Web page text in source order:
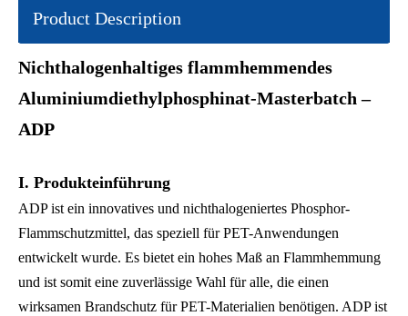
Product Description
Nichthalogenhaltiges flammhemmendes
Aluminiumdiethylphosphinat-Masterbatch –
ADP
I. Produkteinführung
ADP ist ein innovatives und nichthalogeniertes Phosphor-
Flammschutzmittel, das speziell für PET-Anwendungen
entwickelt wurde. Es bietet ein hohes Maß an Flammhemmung
und ist somit eine zuverlässige Wahl für alle, die einen
wirksamen Brandschutz für PET-Materialien benötigen. ADP ist